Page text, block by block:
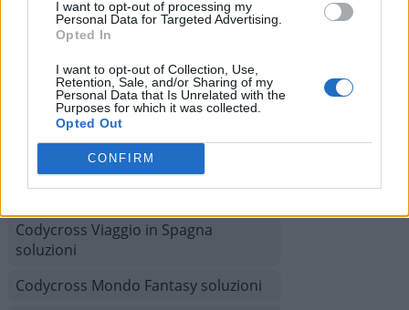
I want to opt-out of processing my
Personal Data for Targeted Advertising.
Opted In
I want to opt-out of Collection, Use,
Retention, Sale, and/or Sharing of my
Personal Data that Is Unrelated with the
Purposes for which it was collected.
Opted Out
CONFIRM
Codycross Museo d'Arte soluzioni
Codycross Tour del Brasile soluzioni
Codycross Anni Ottanta soluzioni
Codycross Alle terme soluzioni
Codycross In campeggio soluzioni
Codycross Viaggio in Spagna
soluzioni
Codycross Mondo Fantasy soluzioni